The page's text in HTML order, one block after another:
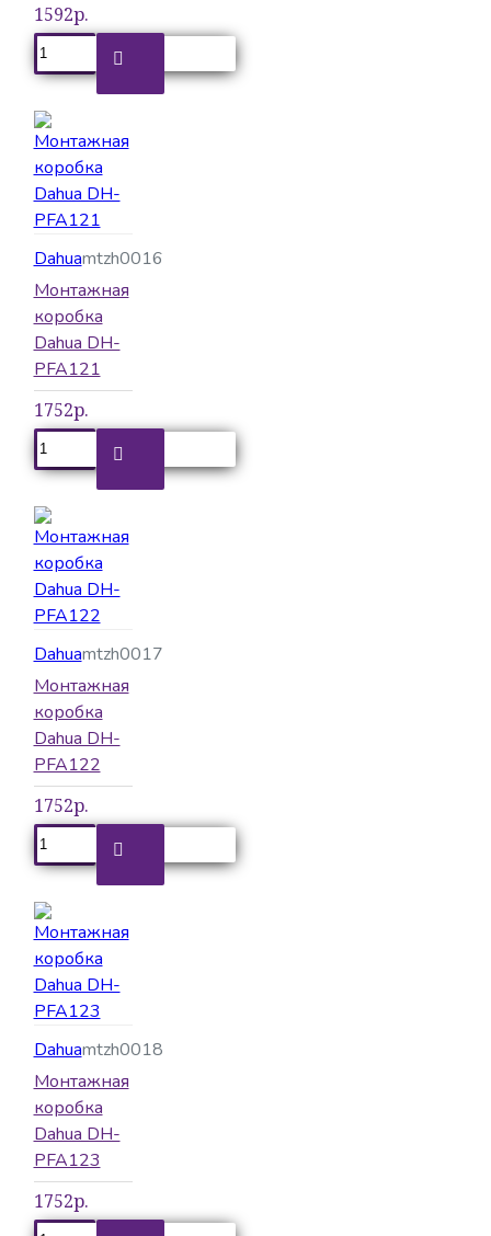
1592р.
Dahuamtzh0016
Монтажная
коробка
Dahua DH-
PFA121
1752р.
Dahuamtzh0017
Монтажная
коробка
Dahua DH-
PFA122
1752р.
Dahuamtzh0018
Монтажная
коробка
Dahua DH-
PFA123
1752р.